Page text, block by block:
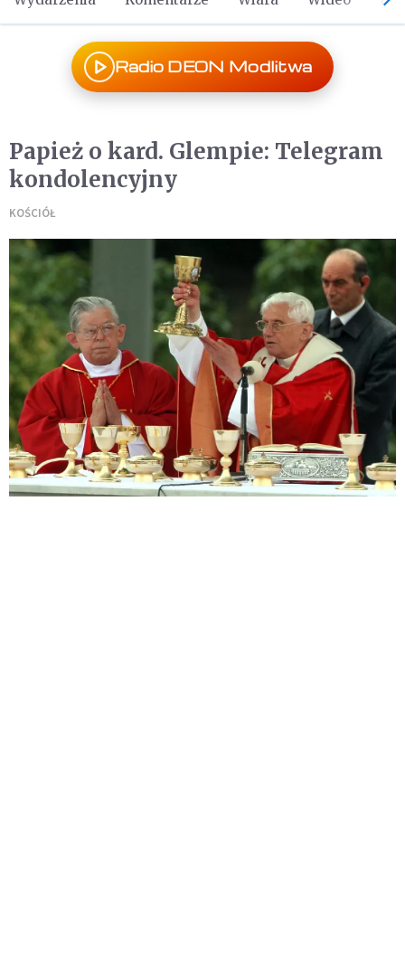
Radio DEON Modlitwa
Papież o kard. Glempie: Telegram
kondolencyjny
KOŚCIÓŁ